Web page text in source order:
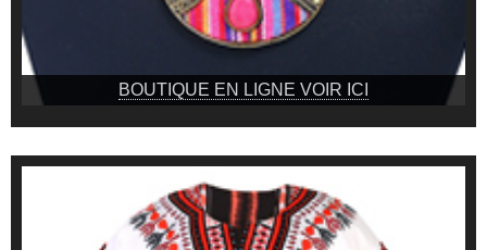
BOUTIQUE EN LIGNE VOIR ICI